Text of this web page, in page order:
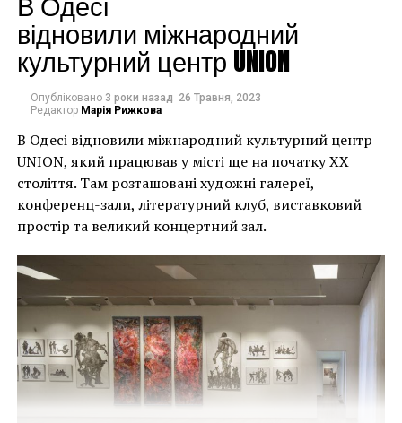
могли повернути час
назад, ми б це
зробили”.
Хулігани, які намагалися зафарбувати мурал, злодії,
які відколювали зафарбовані фрагменти, щоб
продати їх у Facebook, тріщини в стіні та члени
окружної ради – це лише деякі з неприємностей, з
якими довелося зіткнутися Куттсам. Після крадіжки
їм довелося за власний кошт найняти охоронця,
який би наглядав за муралом вночі.
Єдиний вихід, кажуть Куттси, – це зняти 22-тонну
фреску, а для цього за останній місяць довелося
“зміцнити її 12 шарами смоли, скловолокна і
п’ятьма тоннами сталі, а також використовувати 40-
футовий кран, щоб забрати її”.
Хант Слонем “Thunderbunny”, 2022
Слонем, зі свого боку, вперше почув про акт
відновили міжнародний
культурний центр UNION
Опубліковано 3 роки назад 26 Травня, 2023
Редактор Марія Рижкова
В Одесі відновили міжнародний культурний центр
UNION, який працював у місті ще на початку XX
століття. Там розташовані художні галереї,
конференц-зали, літературний клуб, виставковий
простір та великий концертний зал.